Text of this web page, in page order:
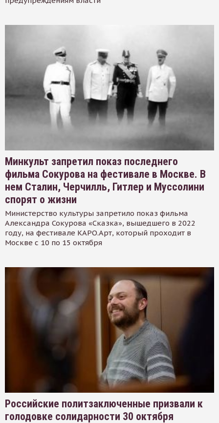
Минкульт запретил показ последнего
фильма Сокурова на фестивале в Москве. В
нем Сталин, Черчилль, Гитлер и Муссолини
спорят о жизни
Министерство культуры запретило показ фильма
Александра Сокурова «Сказка», вышедшего в 2022
году, на фестивале КАРО.Арт, который проходит в
Москве с 10 по 15 октября
Российские политзаключенные призвали к
голодовке солидарности 30 октября